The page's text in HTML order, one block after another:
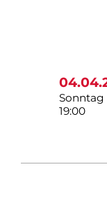
Sonntag
19:00